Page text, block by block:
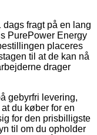
fragt på en lang
PurePower Energy
placeres
til at de kan nå
drager
gebyrfri levering,
du køber for en
for den prisbilligste
til om du opholder